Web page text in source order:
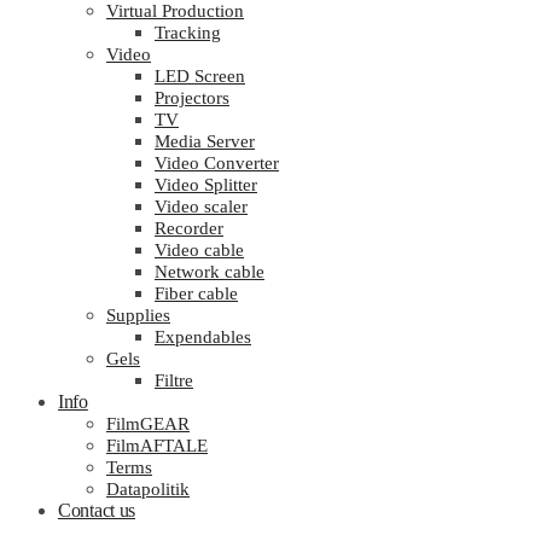
Virtual Production
Tracking
Video
LED Screen
Projectors
TV
Media Server
Video Converter
Video Splitter
Video scaler
Recorder
Video cable
Network cable
Fiber cable
Supplies
Expendables
Gels
Filtre
Info
FilmGEAR
FilmAFTALE
Terms
Datapolitik
Contact us